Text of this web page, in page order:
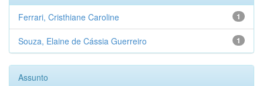
1
Ferrari, Cristhiane Caroline
1
Souza, Elaine de Cássia Guerreiro
Assunto